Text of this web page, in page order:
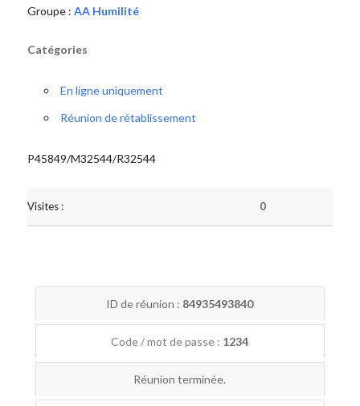
Groupe : AA Humilité
Catégories
En ligne uniquement
Réunion de rétablissement
P45849/M32544/R32544
Visites : 0
ID de réunion : 84935493840
Code / mot de passe : 1234
Réunion terminée.